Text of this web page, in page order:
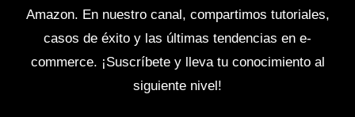
Amazon. En nuestro canal, compartimos tutoriales,
casos de éxito y las últimas tendencias en e-
commerce. ¡Suscríbete y lleva tu conocimiento al
siguiente nivel!